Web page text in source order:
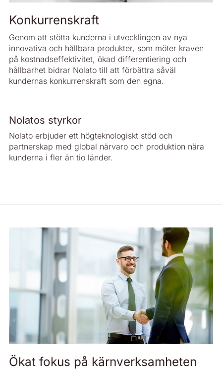
Konkurrenskraft
Genom att stötta kunderna i utvecklingen av nya
innovativa och hållbara produkter, som möter kraven
på kostnadseffektivitet, ökad differentiering och
hållbarhet bidrar Nolato till att förbättra såväl
kundernas konkurrenskraft som den egna.
Nolatos styrkor
Nolato erbjuder ett högteknologiskt stöd och
partnerskap med global närvaro och produktion nära
kunderna i fler än tio länder.
Ökat fokus på kärnverksamheten